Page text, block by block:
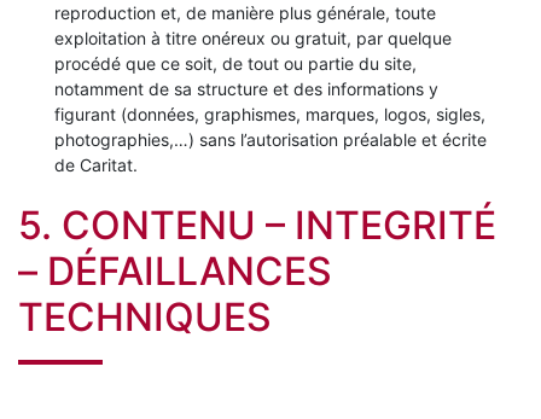
reproduction et, de manière plus générale, toute
exploitation à titre onéreux ou gratuit, par quelque
procédé que ce soit, de tout ou partie du site,
notamment de sa structure et des informations y
figurant (données, graphismes, marques, logos, sigles,
photographies,…) sans l’autorisation préalable et écrite
de Caritat.
5. CONTENU – INTEGRITÉ
– DÉFAILLANCES
TECHNIQUES